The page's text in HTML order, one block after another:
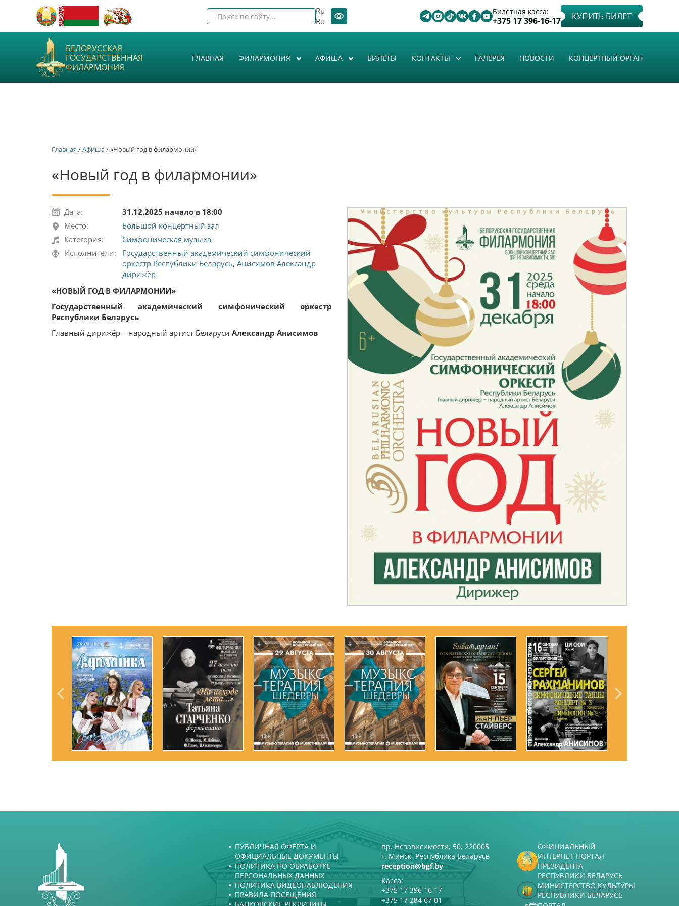
Билетная касса:
+375 17 396-16-17 КУПИТЬ БИЛЕТ
Ru
Ru
БЕЛОРУССКАЯ
ГОСУДАРСТВЕННАЯ
ФИЛАРМОНИЯ
ГЛАВНАЯ ФИЛАРМОНИЯ АФИША БИЛЕТЫ КОНТАКТЫ ГАЛЕРЕЯ НОВОСТИ КОНЦЕРТНЫЙ ОРГАН
Главная /Афиша/ «Новый год в филармонии»
«Новый год в филармонии»
Дата:
31.12.2025 начало в 18:00
Место:
Большой концертный зал
Категория:
Симфоническая музыка
Исполнители:
Государственный академический симфонический
оркестр Республики Беларусь, Анисимов Александр
дирижёр
«НОВЫЙ ГОД В ФИЛАРМОНИИ»
Государственный академический симфонический оркестр
Республики Беларусь
Главный дирижёр – народный артист Беларуси Александр Анисимов
ПУБЛИЧНАЯ ОФЕРТА И
ОФИЦИАЛЬНЫЕ ДОКУМЕНТЫ
ПОЛИТИКА ПО ОБРАБОТКЕ
ПЕРСОНАЛЬНЫХ ДАННЫХ
ПОЛИТИКА ВИДЕОНАБЛЮДЕНИЯ
ПРАВИЛА ПОСЕЩЕНИЯ
пр. Независимости, 50, 220005
г. Минск, Республика Беларусь
reception@bgf.by
Касса:
+375 17 396 16 17
+375 17 284 67 01
ОФИЦИАЛЬНЫЙ
ИНТЕРНЕТ-ПОРТАЛ
ПРЕЗИДЕНТА
РЕСПУБЛИКИ БЕЛАРУСЬ
МИНИСТЕРСТВО КУЛЬТУРЫ
РЕСПУБЛИКИ БЕЛАРУСЬ